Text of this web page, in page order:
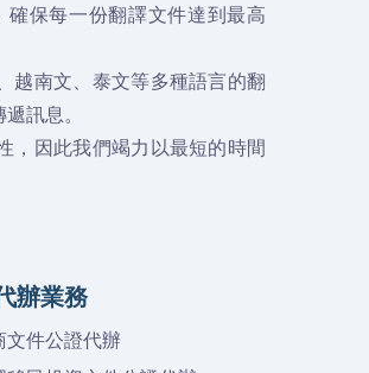
確保每一份翻譯文件達到最高
越南文、泰文等多種語言的翻
訊息。
，因此我們竭力以最短的時間
辦業務
文件公證代辦